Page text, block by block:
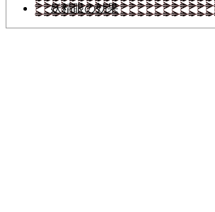
妖精眼の効果